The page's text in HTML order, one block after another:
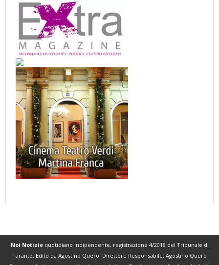
Noi Notiziequotidiano indipendente, registrazione 4/2018 del Tribunale di
Taranto. Edito da Agostino Quero. Direttore Responsabile: Agostino Quero